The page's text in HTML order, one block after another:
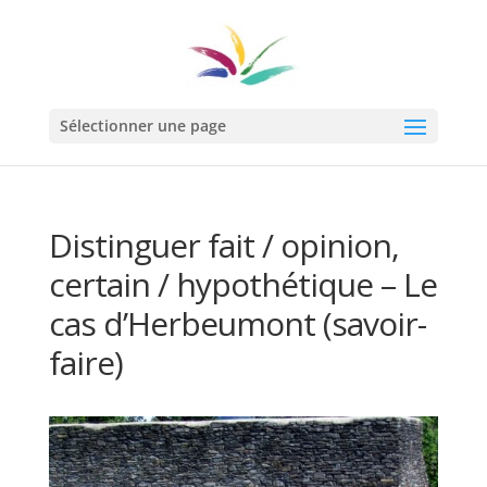
Sélectionner une page
Distinguer fait / opinion,
certain / hypothétique – Le
cas d’Herbeumont (savoir-
faire)